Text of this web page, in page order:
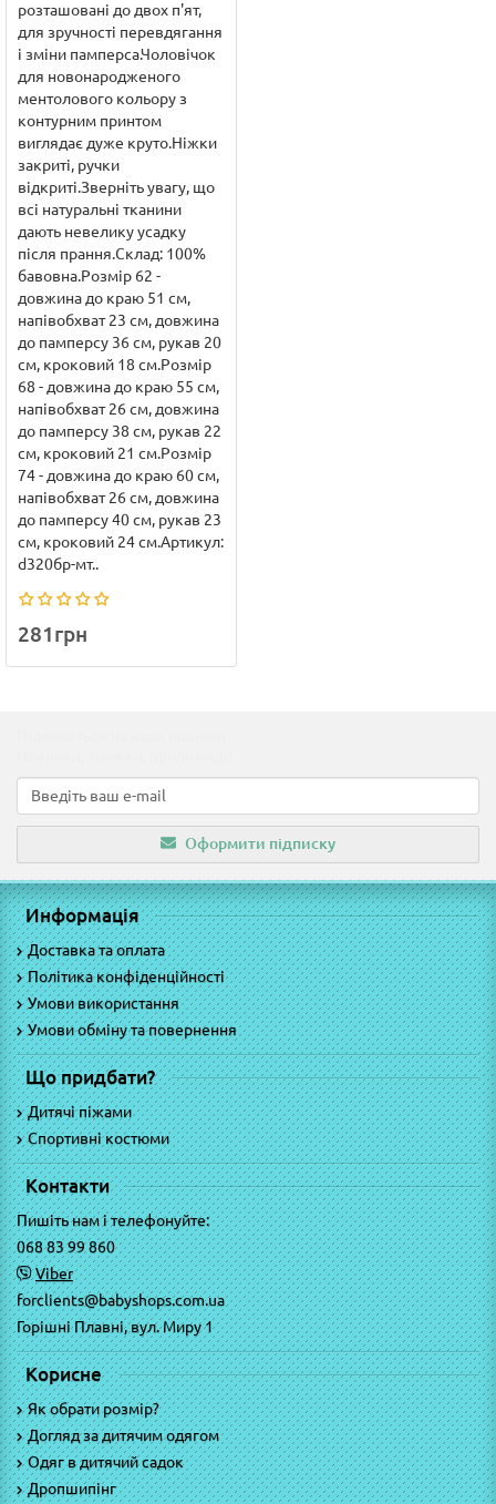
розташовані до двох п'ят,
для зручності перевдягання
і зміни памперса.Чоловічок
для новонародженого
ментолового кольору з
контурним принтом
виглядає дуже круто.Ніжки
закриті, ручки
відкриті.Зверніть увагу, що
всі натуральні тканини
дають невелику усадку
після прання.Склад: 100%
бавовна.Розмір 62 -
довжина до краю 51 см,
напівобхват 23 см, довжина
до памперсу 36 см, рукав 20
см, кроковий 18 см.Розмір
68 - довжина до краю 55 см,
напівобхват 26 см, довжина
до памперсу 38 см, рукав 22
см, кроковий 21 см.Розмір
74 - довжина до краю 60 см,
напівобхват 26 см, довжина
до памперсу 40 см, рукав 23
см, кроковий 24 см.Артикул:
d320бр-мт..
281грн
Оформити підписку
Информація
Доставка та оплата
Політика конфіденційності
Умови використання
Умови обміну та повернення
Що придбати?
Дитячі піжами
Спортивні костюми
Контакти
Пишіть нам і телефонуйте:
068 83 99 860
Viber
forclients@babyshops.com.ua
Горішні Плавні, вул. Миру 1
Корисне
Як обрати розмір?
Догляд за дитячим одягом
Одяг в дитячий садок
Дропшипінг